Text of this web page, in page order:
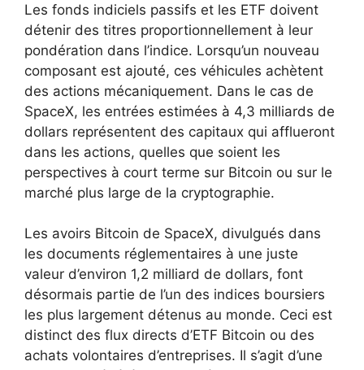
Les fonds indiciels passifs et les ETF doivent
détenir des titres proportionnellement à leur
pondération dans l’indice. Lorsqu’un nouveau
composant est ajouté, ces véhicules achètent
des actions mécaniquement. Dans le cas de
SpaceX, les entrées estimées à 4,3 milliards de
dollars représentent des capitaux qui afflueront
dans les actions, quelles que soient les
perspectives à court terme sur Bitcoin ou sur le
marché plus large de la cryptographie.
Les avoirs Bitcoin de SpaceX, divulgués dans
les documents réglementaires à une juste
valeur d’environ 1,2 milliard de dollars, font
désormais partie de l’un des indices boursiers
les plus largement détenus au monde. Ceci est
distinct des flux directs d’ETF Bitcoin ou des
achats volontaires d’entreprises. Il s’agit d’une